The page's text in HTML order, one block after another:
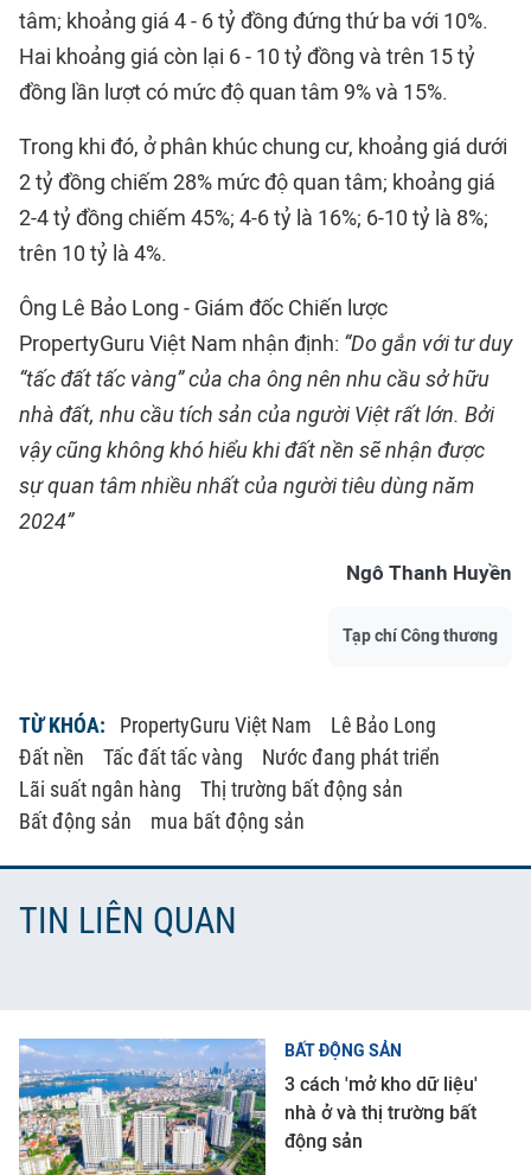
tâm; khoảng giá 4 - 6 tỷ đồng đứng thứ ba với 10%.
Hai khoảng giá còn lại 6 - 10 tỷ đồng và trên 15 tỷ
đồng lần lượt có mức độ quan tâm 9% và 15%.
Trong khi đó, ở phân khúc chung cư, khoảng giá dưới
2 tỷ đồng chiếm 28% mức độ quan tâm; khoảng giá
2-4 tỷ đồng chiếm 45%; 4-6 tỷ là 16%; 6-10 tỷ là 8%;
trên 10 tỷ là 4%.
Ông Lê Bảo Long - Giám đốc Chiến lược
PropertyGuru Việt Nam nhận định: “Do gắn với tư duy
“tấc đất tấc vàng” của cha ông nên nhu cầu sở hữu
nhà đất, nhu cầu tích sản của người Việt rất lớn. Bởi
vậy cũng không khó hiểu khi đất nền sẽ nhận được
sự quan tâm nhiều nhất của người tiêu dùng năm
2024”
Ngô Thanh Huyền
Tạp chí Công thương
TỪ KHÓA: PropertyGuru Việt Nam
Lê Bảo Long
Đất nền
Tấc đất tấc vàng
Nước đang phát triển
Lãi suất ngân hàng
Thị trường bất động sản
Bất động sản
mua bất động sản
TIN LIÊN QUAN
BẤT ĐỘNG SẢN
3 cách 'mở kho dữ liệu'
nhà ở và thị trường bất
động sản